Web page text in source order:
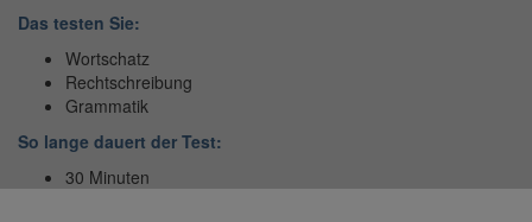
Das testen Sie:
Wortschatz
Rechtschreibung
Grammatik
So lange dauert der Test:
30 Minuten